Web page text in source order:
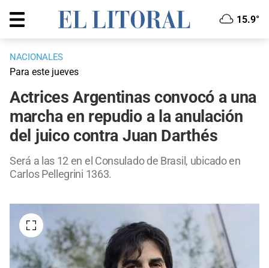
15.9°
NACIONALES
Para este jueves
Actrices Argentinas convocó a una
marcha en repudio a la anulación
del juico contra Juan Darthés
Será a las 12 en el Consulado de Brasil, ubicado en
Carlos Pellegrini 1363.